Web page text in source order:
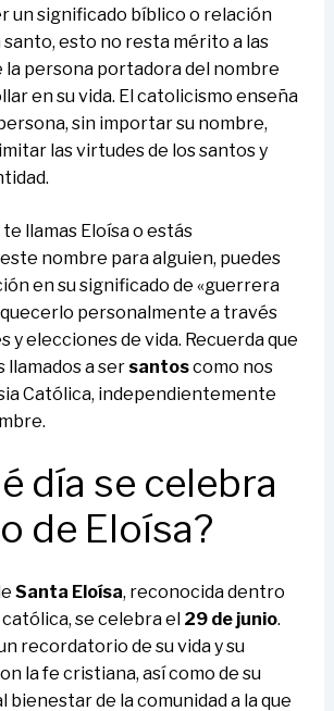
un significado bíblico o relación
esto no resta mérito a las
la persona portadora del nombre
en su vida. El catolicismo enseña
sin importar su nombre,
las virtudes de los santos y
llamas Eloísa o estás
nombre para alguien, puedes
en su significado de «guerrera
personalmente a través
y elecciones de vida. Recuerda que
llamados a ser santoscomo nos
Católica, independientemente
día se celebra
de Eloísa?
Santa Eloísa, reconocida dentro
se celebra el 29 de junio.
recordatorio de su vida y su
la fe cristiana, así como de su
de la comunidad a la que